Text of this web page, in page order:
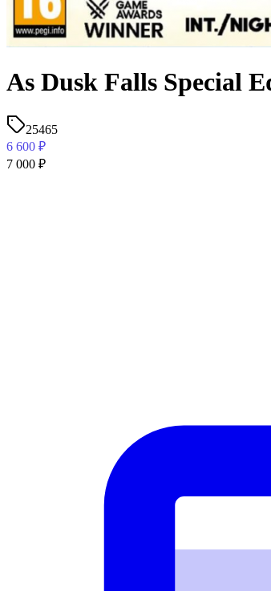
As Dusk Falls Special
25465
6 600 ₽
7 000 ₽